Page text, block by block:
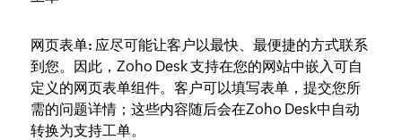
网页表单: 应尽可能让客户以最快、最便捷的方式联系
到您。因此，Zoho Desk 支持在您的网站中嵌入可自
定义的网页表单组件。客户可以填写表单，提交您所
需的问题详情；这些内容随后会在Zoho Desk中自动
转换为支持工单。